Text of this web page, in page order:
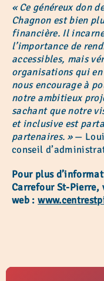
« Ce généreux don
Chagnon est bien
financière. Il
l’importance de
accessibles, mais
organisations qui
nous encourage à
notre ambitieux
sachant que notre
et inclusive est
partenaires. »—
conseil
Pour plus
Carrefour St-
web :